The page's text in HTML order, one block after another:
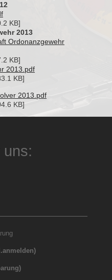
KB]
2013
Ordonanzgewehr
KB]
2013.pdf
KB]
2013.pdf
KB]
uns: